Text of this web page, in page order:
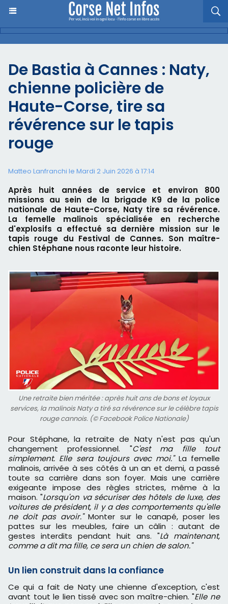
De Bastia à Cannes : Naty,
chienne policière de
Haute-Corse, tire sa
révérence sur le tapis
rouge
Matteo Lanfranchi le Mardi 2 Juin 2026 à 17:14
Après huit années de service et environ 800
missions au sein de la brigade K9 de la police
nationale de Haute-Corse, Naty tire sa révérence.
La femelle malinois spécialisée en recherche
d'explosifs a effectué sa dernière mission sur le
tapis rouge du Festival de Cannes. Son maître-
chien Stéphane nous raconte leur histoire.
Une retraite bien méritée : après huit ans de bons et loyaux
services, la malinois Naty a tiré sa révérence sur le célèbre tapis
rouge cannois. (© Facebook Police Nationale)
Pour Stéphane, la retraite de Naty n'est pas qu'un
changement professionnel. "C'est ma fille tout
simplement. Elle sera toujours avec moi."La femelle
malinois, arrivée à ses côtés à un an et demi, a passé
toute sa carrière dans son foyer. Mais une carrière
exigeante impose des règles strictes, même à la
maison. "Lorsqu'on va sécuriser des hôtels de luxe, des
voitures de président, il y a des comportements qu'elle
ne doit pas avoir."Monter sur le canapé, poser les
pattes sur les meubles, faire un câlin : autant de
gestes interdits pendant huit ans. "Là maintenant,
comme a dit ma fille, ce sera un chien de salon."
Un lien construit dans la confiance
Ce qui a fait de Naty une chienne d'exception, c'est
avant tout le lien tissé avec son maître-chien. "Elle ne